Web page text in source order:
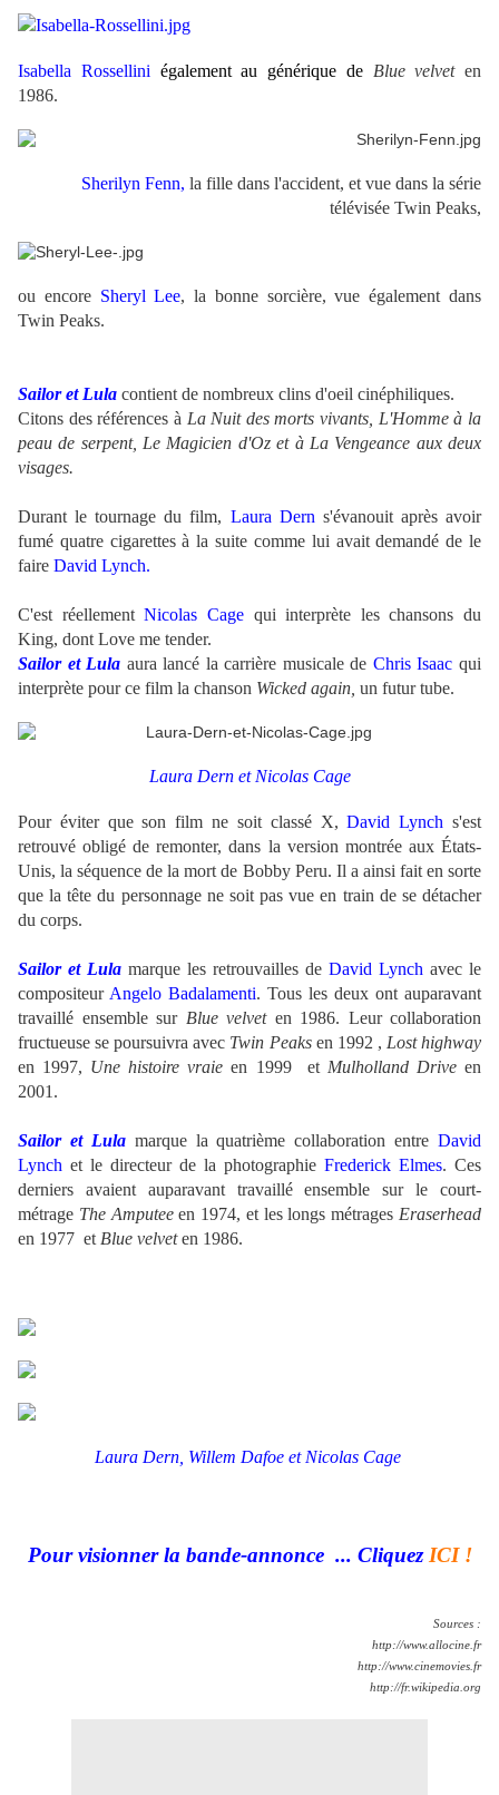
Isabella Rossellini également au générique de Blue velveten
1986.
Sherilyn Fenn, la fille dans l'accident, et vue dans la série
télévisée Twin Peaks,
ou encore Sheryl Lee, la bonne sorcière, vue également dans
Twin Peaks.
Sailor et Lula contient de nombreux clins d'oeil cinéphiliques.
Citons des références à La Nuit des morts vivants, L'Homme à la
peau de serpent, Le Magicien d'Oz et à La Vengeance aux deux
visages.
Durant le tournage du film, Laura Dern s'évanouit après avoir
fumé quatre cigarettes à la suite comme lui avait demandé de le
faire David Lynch.
C'est réellementNicolas Cagequi interprète les chansons du
King, dont Love me tender.
Sailor et Lula aura lancé la carrière musicale de Chris Isaac qui
interprète pour ce film la chanson Wicked again, un futur tube.
Laura Dern et Nicolas Cage
Pour éviter que son film ne soit classé X,David Lynch s'est
retrouvé obligé de remonter, dans la version montrée aux États-
Unis, la séquence de la mort de Bobby Peru. Il a ainsi fait en sorte
que la tête du personnage ne soit pas vue en train de se détacher
du corps.
Sailor et Lula marque les retrouvailles de David Lynch avec le
compositeur Angelo Badalamenti. Tous les deux ont auparavant
travaillé ensemble sur Blue velveten 1986. Leur collaboration
fructueuse se poursuivra avec Twin Peaksen 1992 , Lost highway
en 1997, Une histoire vraie en 1999 et Mulholland Driveen
2001.
Sailor et Lulamarque la quatrième collaboration entre David
Lynch et le directeur de la photographie Frederick Elmes. Ces
derniers avaient auparavant travaillé ensemble sur le court-
métrage The Amputeeen 1974, et les longs métrages Eraserhead
en 1977 et Blue velveten 1986.
Laura Dern, Willem Dafoe et Nicolas Cage
Pour visionner la bande-annonce ... Cliquez ICI !
Sources :
http://www.allocine.fr
http://www.cinemovies.fr
http://fr.wikipedia.org